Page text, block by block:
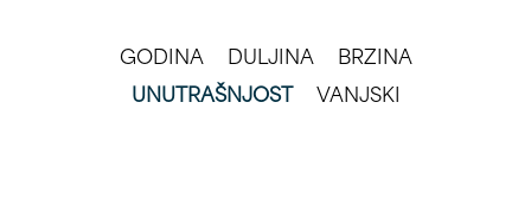
GODINA DULJINA
BRZINA
UNUTRAŠNJOST
VANJSKI